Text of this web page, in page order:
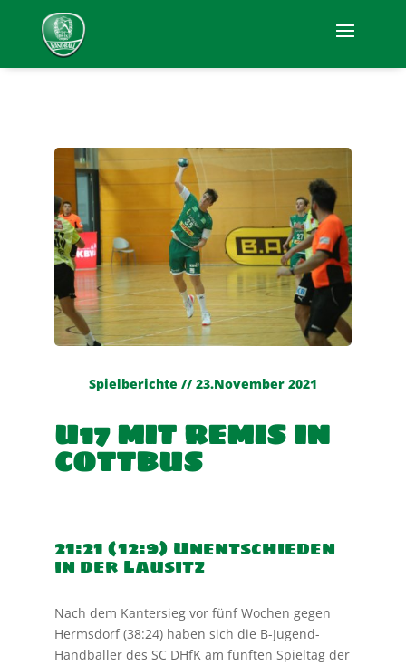
Spielberichte // 23.November 2021
U17 MIT REMIS IN
COTTBUS
21:21 (12:9) Unentschieden
in der Lausitz
Nach dem Kantersieg vor fünf Wochen gegen
Hermsdorf (38:24) haben sich die B-Jugend-
Handballer des SC DHfK am fünften Spieltag der